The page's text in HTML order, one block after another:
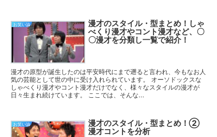
お笑い論
漫才のスタイル・型まとめ！しゃ
べくり漫才やコント漫才など、〇
〇漫才を分類し一覧で紹介！
漫才の原型が誕生したのは平安時代にまで遡ると言われ、今もなお人
気の芸能として世の中に受け入れられています。 オーソドックスな
しゃべくり漫才やコント漫才だけでなく、様々なスタイルの漫才が
日々生まれ続けています。 ここでは、そんな...
お笑い論
漫才のスタイル・型まとめ！②
漫才コントを分析